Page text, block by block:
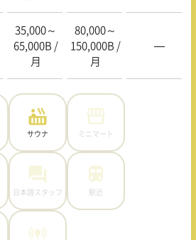
35,000～
65,000B /
月
80,000～
150,000B /
月
—
サウナ ミニマート
日本語スタッフ 駅近